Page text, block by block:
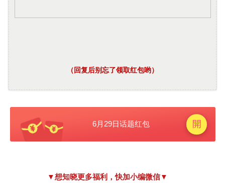
（回复后别忘了领取红包哟）
▼想知晓更多福利，快加小编微信▼